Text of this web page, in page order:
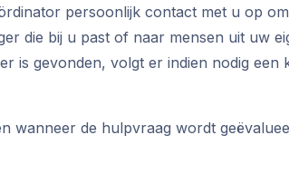
persoonlijk contact met u op
die bij u past of naar mensen uit uw
is gevonden, volgt er indien nodig een
wanneer de hulpvraag wordt